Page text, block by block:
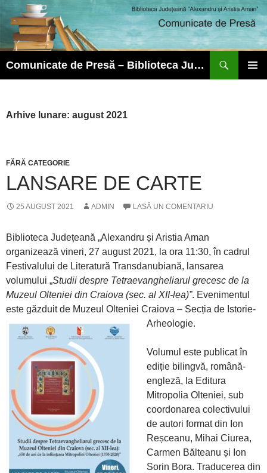
Comunicate de Presă – Biblioteca Județeană ”Alexandru și Aristia Aman”
Arhive lunare: august 2021
FĂRĂ CATEGORIE
LANSARE DE CARTE
25 AUGUST 2021 ADMIN LASĂ UN COMENTARIU
Biblioteca Județeană „Alexandru și Aristia Aman
organizează vineri, 27 august 2021, la ora 11:30, în cadrul
Festivalului de Literatură Transdanubiană, lansarea
volumului „Studii despre Tetraevangheliarul grecesc de la
Muzeul Olteniei din Craiova (sec. al XII-lea)”. Evenimentul
este găzduit de Muzeul Olteniei Craiova – Secția de Istorie-
Arheologie.
Volumul este publicat în
ediție bilingvă, română-
engleză, la Editura
Mitropolia Olteniei, sub
coordonarea colectivului
de autori format din Ion
Reșceanu, Mihai Ciurea,
Carmen Bălteanu și Ion
Sorin Bora. Traducerea din